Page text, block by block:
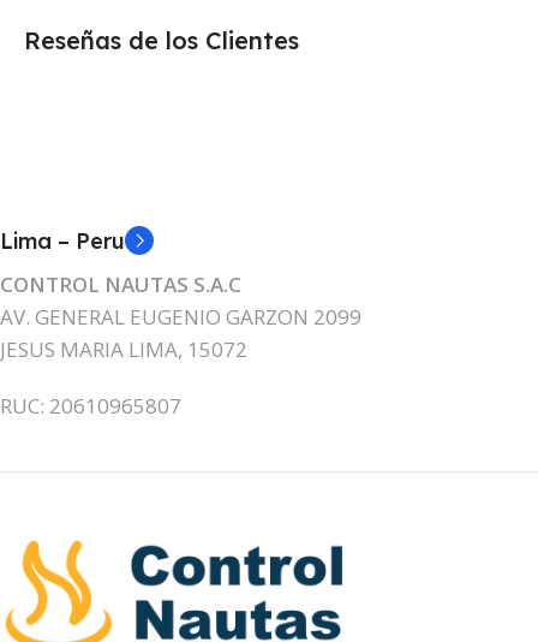
Reseñas de los Clientes
Lima – Peru
CONTROL NAUTAS S.A.C
AV. GENERAL EUGENIO GARZON 2099
JESUS MARIA LIMA, 15072
RUC: 20610965807